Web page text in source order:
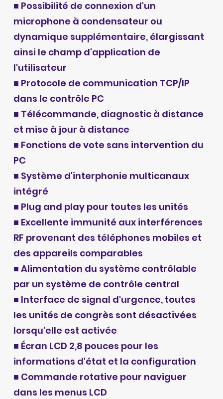
■ Possibilité de connexion d'un
microphone à condensateur ou
dynamique supplémentaire, élargissant
ainsi le champ d'application de
l'utilisateur
■ Protocole de communication TCP/IP
dans le contrôle PC
■ Télécommande, diagnostic à distance
et mise à jour à distance
■ Fonctions de vote sans intervention du
PC
■ Système d'interphonie multicanaux
intégré
■ Plug and play pour toutes les unités
■ Excellente immunité aux interférences
RF provenant des téléphones mobiles et
des appareils comparables
■ Alimentation du système contrôlable
par un système de contrôle central
■ Interface de signal d'urgence, toutes
les unités de congrès sont désactivées
lorsqu'elle est activée
■ Écran LCD 2,8 pouces pour les
informations d'état et la configuration
■ Commande rotative pour naviguer
dans les menus LCD